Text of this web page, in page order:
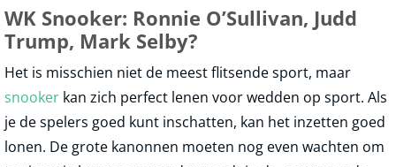
WK Snooker: Ronnie O’Sullivan, Judd
Trump, Mark Selby?
Het is misschien niet de meest flitsende sport, maar
snooker kan zich perfect lenen voor wedden op sport. Als
je de spelers goed kunt inschatten, kan het inzetten goed
lonen. De grote kanonnen moeten nog even wachten om